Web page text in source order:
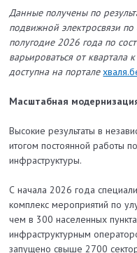
Данные получены по
подвижной электросвязи
полугодие 2026 года по
варьироваться от квартала
доступна на портале
Масштабная
Высокие результаты в
итогом постоянной работы
инфраструктуры.
С начала 2026 года
комплекс мероприятий по
чем в 300 населенных
инфраструктурным
запущено свыше 2700